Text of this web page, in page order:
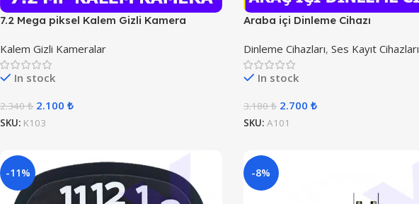
7.2 Mega piksel Kalem Gizli Kamera
Kalem Gizli Kameralar
In stock
2.340₺ 2.100 ₺
SKU: K103
Araba içi Dinleme Cihazı
Dinleme Cihazları, Ses Kayıt Cihazları
In stock
3.180₺ 2.700 ₺
SKU: A101
-11% -8%